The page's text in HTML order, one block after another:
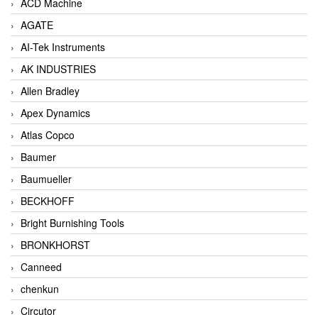
AGATE
AI-Tek Instruments
AK INDUSTRIES
Allen Bradley
Apex Dynamics
Atlas Copco
Baumer
Baumueller
BECKHOFF
Bright Burnishing Tools
BRONKHORST
Canneed
chenkun
Circutor